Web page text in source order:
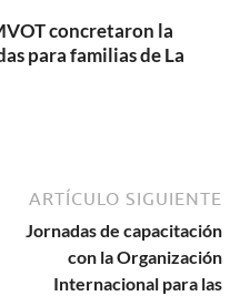
concretaron la
para familias de La
ARTÍCULO SIGUIENTE
Jornadas de capacitación
con la Organización
Internacional para las